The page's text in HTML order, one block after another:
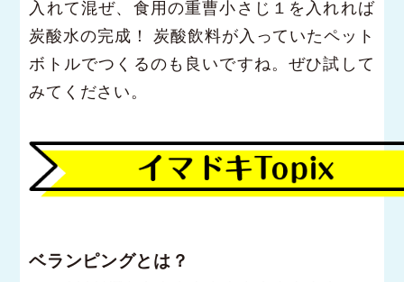
入れて混ぜ、食用の重曹小さじ１を入れれば
炭酸水の完成！ 炭酸飲料が入っていたペット
ボトルでつくるのも良いですね。ぜひ試して
みてください。
ベランピングとは？